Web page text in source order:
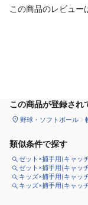
この商品のレビュー
この商品が登録され
野球・ソフトボール
類似条件で探す
ゼット×捕手用(キャッ
ゼット×捕手用(キャッ
キッズ×捕手用(キャッ
キッズ×捕手用(キャッ